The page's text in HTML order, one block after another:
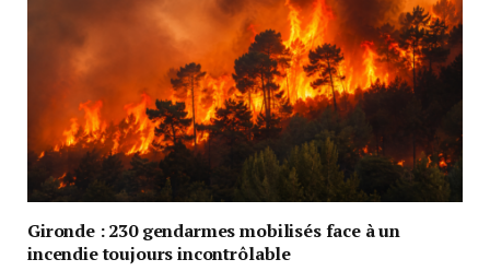
Gironde : 230 gendarmes mobilisés face à un
incendie toujours incontrôlable